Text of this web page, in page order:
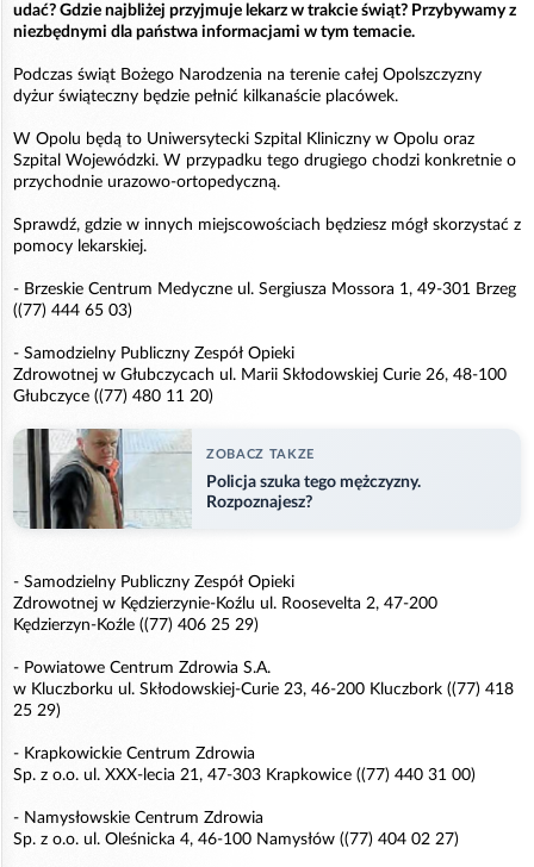
udać? Gdzie najbliżej przyjmuje lekarz w trakcie świąt? Przybywamy z
niezbędnymi dla państwa informacjami w tym temacie.
Podczas świąt Bożego Narodzenia na terenie całej Opolszczyzny
dyżur świąteczny będzie pełnić kilkanaście placówek.
W Opolu będą to Uniwersytecki Szpital Kliniczny w Opolu oraz
Szpital Wojewódzki. W przypadku tego drugiego chodzi konkretnie o
przychodnie urazowo-ortopedyczną.
Sprawdź, gdzie w innych miejscowościach będziesz mógł skorzystać z
pomocy lekarskiej.
- Brzeskie Centrum Medyczne ul. Sergiusza Mossora 1, 49-301 Brzeg
((77) 444 65 03)
- Samodzielny Publiczny Zespół Opieki
Zdrowotnej w Głubczycach ul. Marii Skłodowskiej Curie 26, 48-100
Głubczyce ((77) 480 11 20)
ZOBACZ TAKZE
Policja szuka tego mężczyzny.
Rozpoznajesz?
- Samodzielny Publiczny Zespół Opieki
Zdrowotnej w Kędzierzynie-Koźlu ul. Roosevelta 2, 47-200
Kędzierzyn-Koźle ((77) 406 25 29)
- Powiatowe Centrum Zdrowia S.A.
w Kluczborku ul. Skłodowskiej-Curie 23, 46-200 Kluczbork ((77) 418
25 29)
- Krapkowickie Centrum Zdrowia
Sp. z o.o. ul. XXX-lecia 21, 47-303 Krapkowice ((77) 440 31 00)
- Namysłowskie Centrum Zdrowia
Sp. z o.o. ul. Oleśnicka 4, 46-100 Namysłów ((77) 404 02 27)